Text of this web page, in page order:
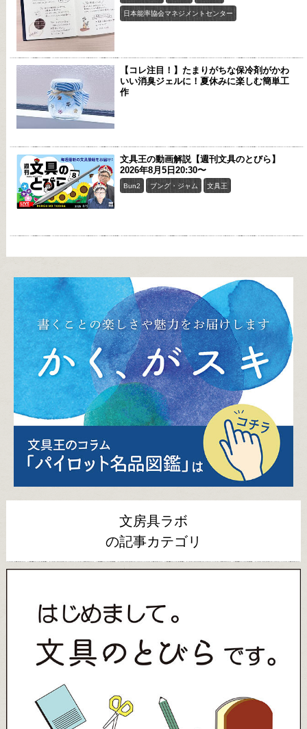
日本能率協会マネジメントセンター
【コレ注目！】たまりがちな保冷剤がかわ
いい消臭ジェルに！夏休みに楽しむ簡単工
作
文具王の動画解説【週刊文具のとびら】
2026年8月5日20:30〜
Bun2 ブング・ジャム 文具王
文房具ラボ
の記事カテゴリ